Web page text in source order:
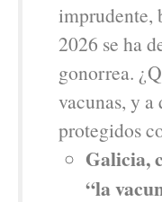
imprudente,
2026 se ha
gonorrea.
vacunas, y a
protegidos
Galicia,
“la